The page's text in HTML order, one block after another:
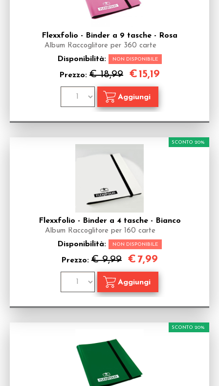
Flexxfolio - Binder a 9 tasche - Rosa
Album Raccoglitore per 360 carte
Disponibilità: NON DISPONIBILE
Prezzo: € 18,99 €15,19
Flexxfolio - Binder a 4 tasche - Bianco
Album Raccoglitore per 160 carte
Disponibilità: NON DISPONIBILE
Prezzo: € 9,99
SCONTO 20%
€ 7,99
SCONTO 20%